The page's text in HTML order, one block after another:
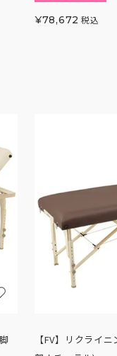
¥78,672 税込
【FV】リクライ